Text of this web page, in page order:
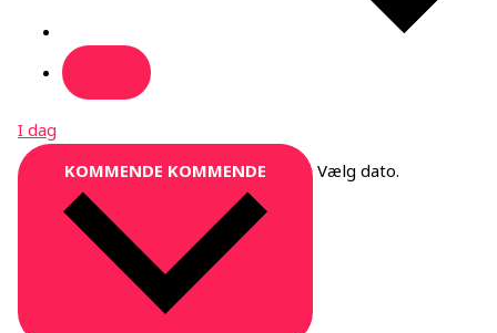
I dag
KOMMENDE KOMMENDE Vælg dato.